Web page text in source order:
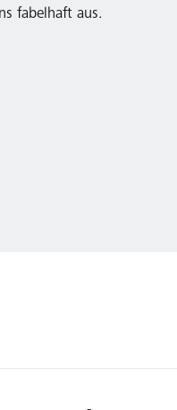
fabelhaft aus.